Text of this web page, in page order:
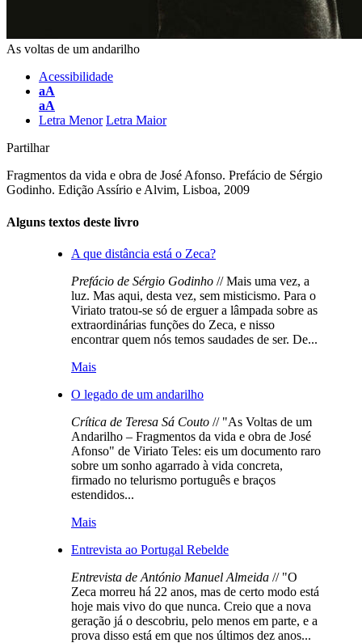
As voltas de um andarilho
Acessibilidade
aA
aA
Letra Menor Letra Maior
Partilhar
Fragmentos da vida e obra de José Afonso. Prefácio de Sérgio
Godinho. Edição Assírio e Alvim, Lisboa, 2009
Alguns textos deste livro
A que distância está o Zeca?
Prefácio de Sérgio Godinho // Mais uma vez, a
luz. Mas aqui, desta vez, sem misticismo. Para o
Viriato tratou-se só de erguer a lâmpada sobre as
extraordinárias funções do Zeca, e nisso
encontrar quem nós temos saudades de ser. De...
Mais
O legado de um andarilho
Crítica de Teresa Sá Couto // "As Voltas de um
Andarilho – Fragmentos da vida e obra de José
Afonso" de Viriato Teles: eis um documento raro
sobre um sonho agarrado à vida concreta,
firmado no telurismo português e braços
estendidos...
Mais
Entrevista ao Portugal Rebelde
Entrevista de António Manuel Almeida // "O
Zeca morreu há 22 anos, mas de certo modo está
hoje mais vivo do que nunca. Creio que a nova
geração já o descobriu, pelo menos em parte, e a
prova disso está em que nos últimos dez anos...